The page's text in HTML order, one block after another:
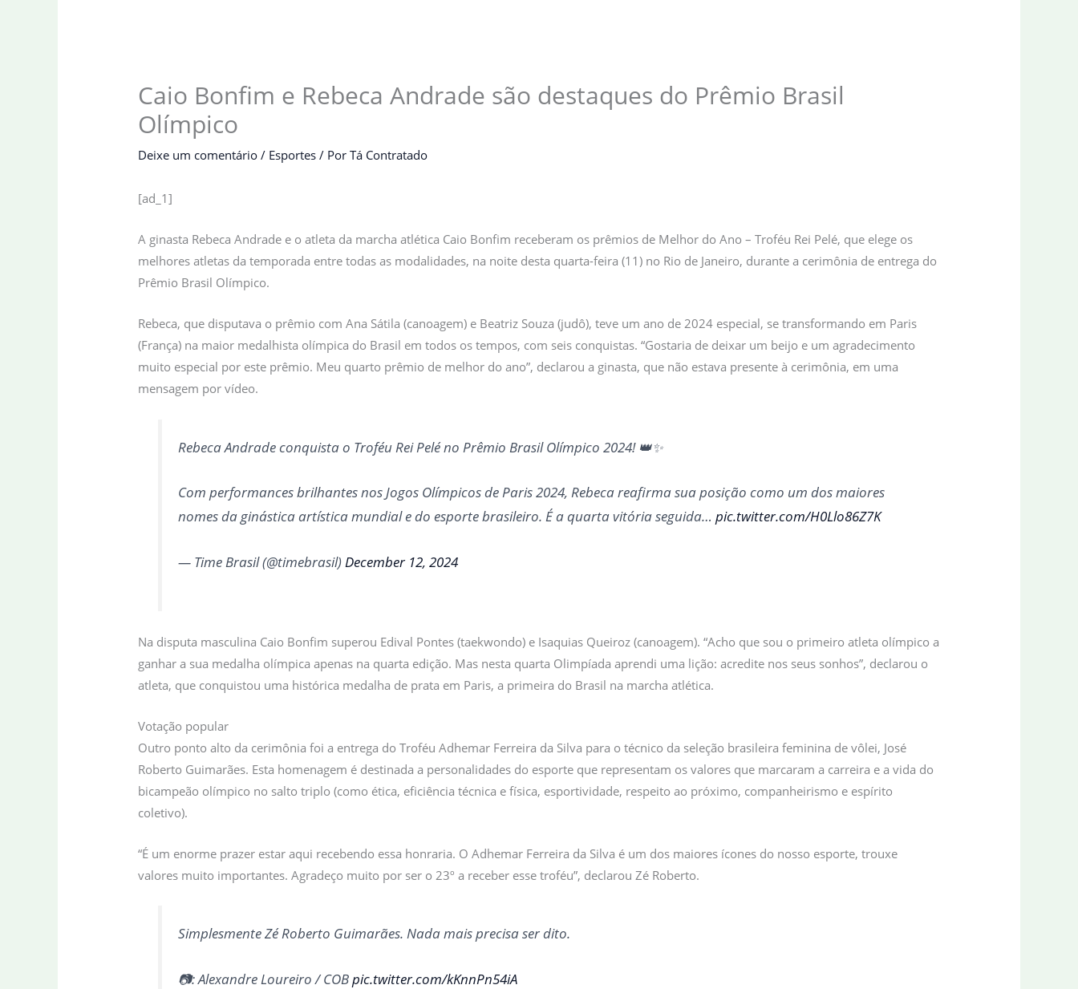
Caio Bonfim e Rebeca Andrade são destaques do Prêmio Brasil
Olímpico
Deixe um comentário / Esportes / PorTá Contratado
[ad_1]
A ginasta Rebeca Andrade e o atleta da marcha atlética Caio Bonfim receberam os prêmios de Melhor do Ano – Troféu Rei Pelé, que elege os
melhores atletas da temporada entre todas as modalidades, na noite desta quarta-feira (11) no Rio de Janeiro, durante a cerimônia de entrega do
Prêmio Brasil Olímpico.
Rebeca, que disputava o prêmio com Ana Sátila (canoagem) e Beatriz Souza (judô), teve um ano de 2024 especial, se transformando em Paris
(França) na maior medalhista olímpica do Brasil em todos os tempos, com seis conquistas. “Gostaria de deixar um beijo e um agradecimento
muito especial por este prêmio. Meu quarto prêmio de melhor do ano”, declarou a ginasta, que não estava presente à cerimônia, em uma
mensagem por vídeo.
Rebeca Andrade conquista o Troféu Rei Pelé no Prêmio Brasil Olímpico 2024! 👑✨
Com performances brilhantes nos Jogos Olímpicos de Paris 2024, Rebeca reafirma sua posição como um dos maiores
nomes da ginástica artística mundial e do esporte brasileiro. É a quarta vitória seguida… pic.twitter.com/H0Llo86Z7K
— Time Brasil (@timebrasil) December 12, 2024
Na disputa masculina Caio Bonfim superou Edival Pontes (taekwondo) e Isaquias Queiroz (canoagem). “Acho que sou o primeiro atleta olímpico a
ganhar a sua medalha olímpica apenas na quarta edição. Mas nesta quarta Olimpíada aprendi uma lição: acredite nos seus sonhos”, declarou o
atleta, que conquistou uma histórica medalha de prata em Paris, a primeira do Brasil na marcha atlética.
Votação popular
Outro ponto alto da cerimônia foi a entrega do Troféu Adhemar Ferreira da Silva para o técnico da seleção brasileira feminina de vôlei, José
Roberto Guimarães. Esta homenagem é destinada a personalidades do esporte que representam os valores que marcaram a carreira e a vida do
bicampeão olímpico no salto triplo (como ética, eficiência técnica e física, esportividade, respeito ao próximo, companheirismo e espírito
coletivo).
“É um enorme prazer estar aqui recebendo essa honraria. O Adhemar Ferreira da Silva é um dos maiores ícones do nosso esporte, trouxe
valores muito importantes. Agradeço muito por ser o 23º a receber esse troféu”, declarou Zé Roberto.
Simplesmente Zé Roberto Guimarães. Nada mais precisa ser dito.
📷: Alexandre Loureiro / COBpic.twitter.com/kKnnPn54iA